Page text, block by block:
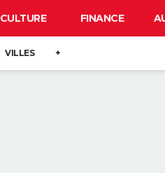
CULTURE FINANCE
VILLES +